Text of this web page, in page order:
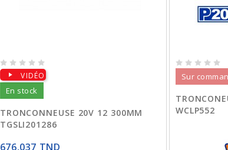
VIDÉO
En stock
TRONCONNEUSE 20V 12 300MM
TGSLI201286
676,037 TND
Sur
WCLP552